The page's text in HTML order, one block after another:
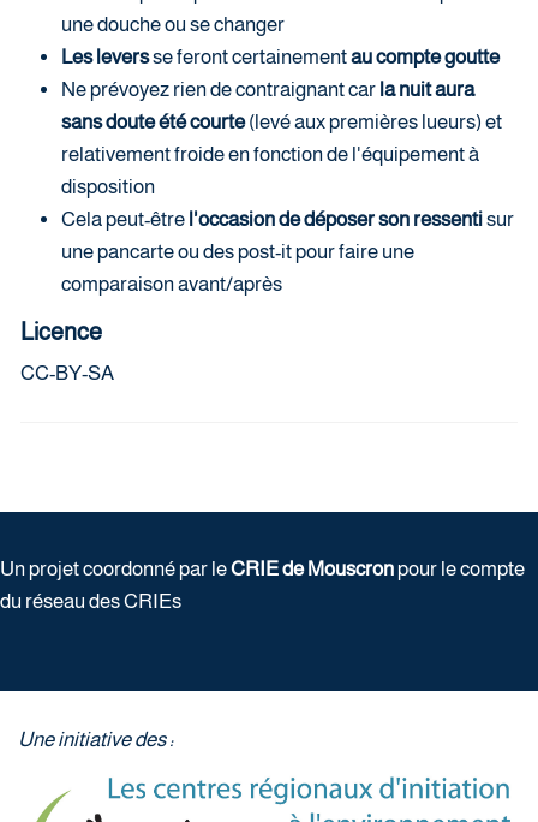
une douche ou se changer
Les leversse feront certainementau compte goutte
Ne prévoyez rien de contraignant car la nuit aura
sans doute été courte(levé aux premières lueurs) et
relativement froide en fonction de l'équipement à
disposition
Cela peut-être l'occasion de déposer son ressentisur
une pancarte ou des post-it pour faire une
comparaison avant/après
Licence
CC-BY-SA
Un projet coordonné par leCRIE de Mouscron pour le compte
du réseau des CRIEs
Une initiative des :